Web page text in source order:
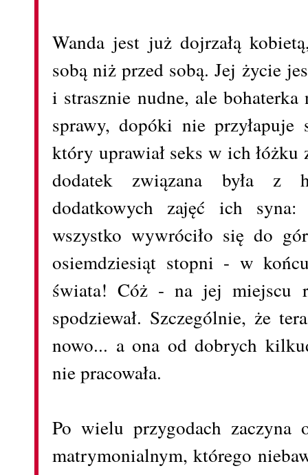
Wanda jest już dojrzałą
sobą niż przed sobą. Jej życie
i strasznie nudne, ale
sprawy, dopóki nie
który uprawiał seks w ich łóżku
dodatek związana była z
dodatkowych zajęć ich
wszystko wywróciło się do
osiemdziesiąt stopni - w
świata! Cóż - na jej miejscu
spodziewał. Szczególnie, że
nowo... a ona od dobrych
nie pracowała.
Po wielu przygodach
matrymonialnym, którego